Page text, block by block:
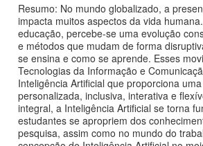
Resumo: No mundo globalizado, a
impacta muitos aspectos da vida
educação, percebe-se uma evolução
e métodos que mudam de forma
se ensina e como se aprende. Esses
Tecnologias da Informação e
Inteligência Artificial que proporciona
personalizada, inclusiva, interativa e
integral, a Inteligência Artificial se torna
estudantes se apropriem dos
pesquisa, assim como no mundo do